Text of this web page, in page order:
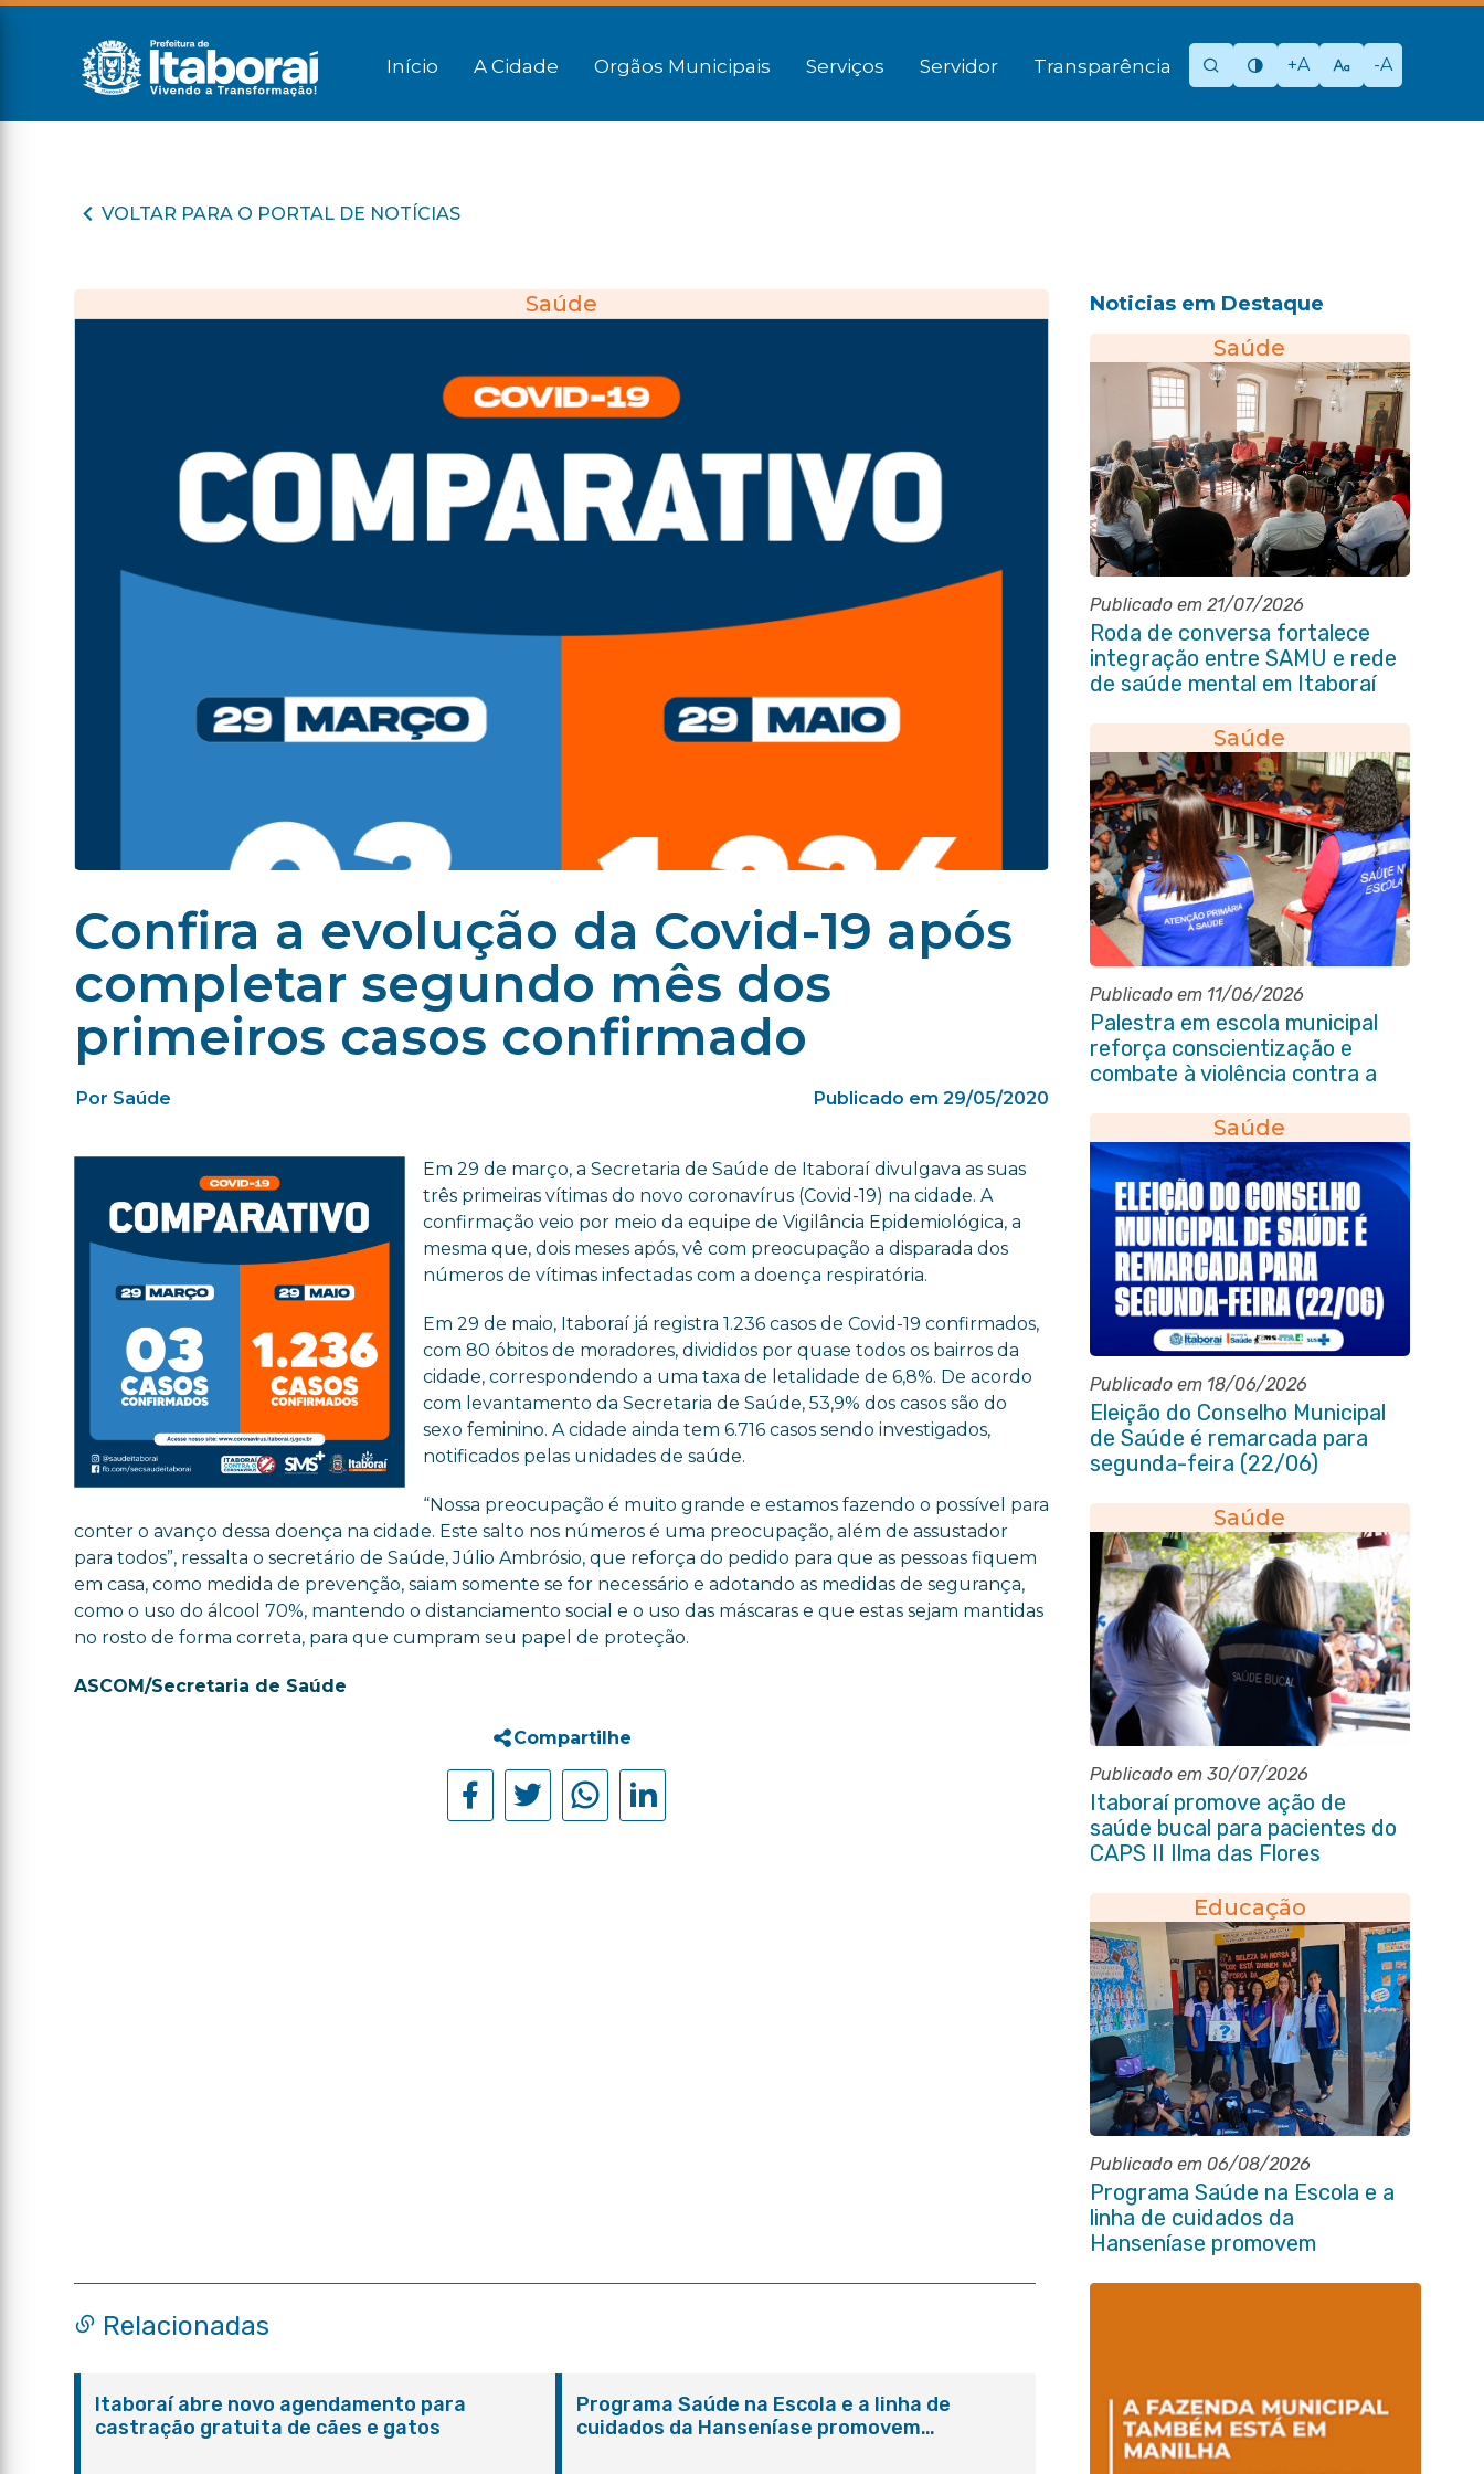
Início A Cidade Orgãos Municipais Serviços Servidor Transparência +A -A
VOLTAR PARA O PORTAL DE NOTÍCIAS
Saúde
Confira a evolução da Covid-19 após
completar segundo mês dos
primeiros casos confirmado
Por Saúde Publicado em 29/05/2020
Em 29 de março, a Secretaria de Saúde de Itaboraí divulgava as suas
três primeiras vítimas do novo coronavírus (Covid-19) na cidade. A
confirmação veio por meio da equipe de Vigilância Epidemiológica, a
mesma que, dois meses após, vê com preocupação a disparada dos
números de vítimas infectadas com a doença respiratória.
Em 29 de maio, Itaboraí já registra 1.236 casos de Covid-19 confirmados,
com 80 óbitos de moradores, divididos por quase todos os bairros da
cidade, correspondendo a uma taxa de letalidade de 6,8%. De acordo
com levantamento da Secretaria de Saúde, 53,9% dos casos são do
sexo feminino. A cidade ainda tem 6.716 casos sendo investigados,
notificados pelas unidades de saúde.
“Nossa preocupação é muito grande e estamos fazendo o possível para
conter o avanço dessa doença na cidade. Este salto nos números é uma preocupação, além de assustador
para todos”, ressalta o secretário de Saúde, Júlio Ambrósio, que reforça do pedido para que as pessoas fiquem
em casa, como medida de prevenção, saiam somente se for necessário e adotando as medidas de segurança,
como o uso do álcool 70%, mantendo o distanciamento social e o uso das máscaras e que estas sejam mantidas
no rosto de forma correta, para que cumpram seu papel de proteção.
ASCOM/Secretaria de Saúde
Compartilhe
Noticias em Destaque
Saúde
Publicado em 21/07/2026
Roda de conversa fortalece
integração entre SAMU e rede
de saúde mental em Itaboraí
Saúde
Publicado em 11/06/2026
Palestra em escola municipal
reforça conscientização e
combate à violência contra a
Saúde
Publicado em 18/06/2026
Eleição do Conselho Municipal
de Saúde é remarcada para
segunda-feira (22/06)
Saúde
Publicado em 30/07/2026
Itaboraí promove ação de
saúde bucal para pacientes do
CAPS II Ilma das Flores
Educação
Publicado em 06/08/2026
Programa Saúde na Escola e a
linha de cuidados da
Hanseníase promovem
hanseníase na E.M Adelaide de
Relacionadas
Itaboraí abre novo agendamento para
castração gratuita de cães e gatos
Programa Saúde na Escola e a linha de
cuidados da Hanseníase promovem